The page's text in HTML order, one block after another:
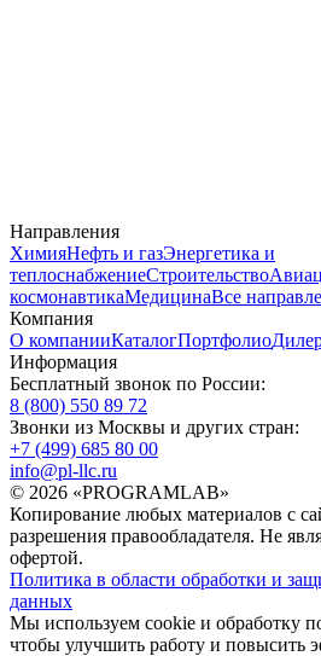
Направления
ХимияНефть и газЭнергетика и
теплоснабжениеСтроительство
космонавтикаМедицинаВсе
Компания
О компанииКаталогПортфолио
Информация
Бесплатный звонок по России:
8 (800) 550 89 72
Звонки из Москвы и других стран:
+7 (499) 685 80 00
info@pl-llc.ru
© 2026 «PROGRAMLAB»
Копирование любых материалов с
разрешения правообладателя. Не
офертой.
Политика в области обработки и
данных
Мы используем cookie и обработку
чтобы улучшить работу и повысить